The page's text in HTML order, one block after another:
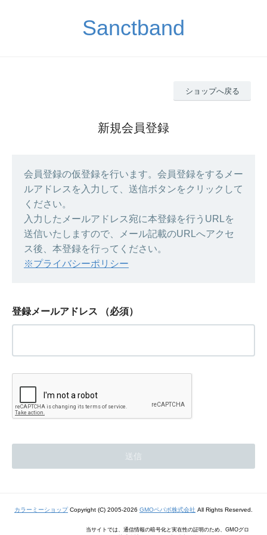
Sanctband
ショップへ戻る
新規会員登録
会員登録の仮登録を行います。会員登録をするメー
ルアドレスを入力して、送信ボタンをクリックして
ください。
入力したメールアドレス宛に本登録を行うURLを
送信いたしますので、メール記載のURLへアクセ
ス後、本登録を行ってください。
※プライバシーポリシー
登録メールアドレス （必須）
カラーミーショップCopyright (C) 2005-2026 GMOペパボ株式会社 All Rights Reserved.
当サイトでは、通信情報の暗号化と実在性の証明のため、GMOグロ